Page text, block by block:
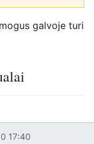
galvoje turi
17:40